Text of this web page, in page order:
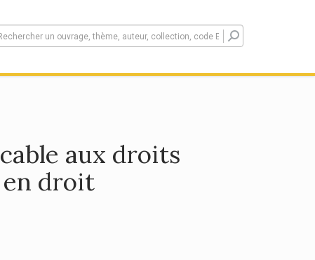
aux droits
droit